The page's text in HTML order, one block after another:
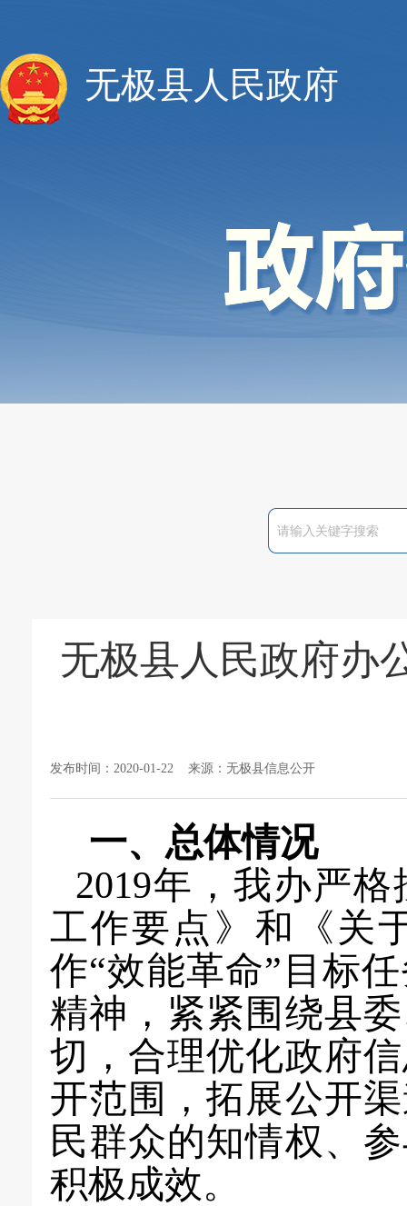
无极县人民政府
无极县人民政府办
发布时间：2020-01-22 来源：无极县信息公开
一、总体情况
2019年，我办严
工作要点》和《关
作“效能革命”目标
精神， 紧紧围绕县
切， 合理优化政府
开范围，拓展公开
民群众的知情权、
积极成效。